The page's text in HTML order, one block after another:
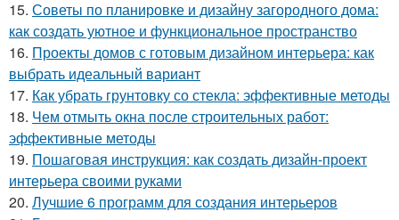
15. Советы по планировке и дизайну загородного дома:
как создать уютное и функциональное пространство
16. Проекты домов с готовым дизайном интерьера: как
выбрать идеальный вариант
17. Как убрать грунтовку со стекла: эффективные методы
18. Чем отмыть окна после строительных работ:
эффективные методы
19. Пошаговая инструкция: как создать дизайн-проект
интерьера своими руками
20. Лучшие 6 программ для создания интерьеров